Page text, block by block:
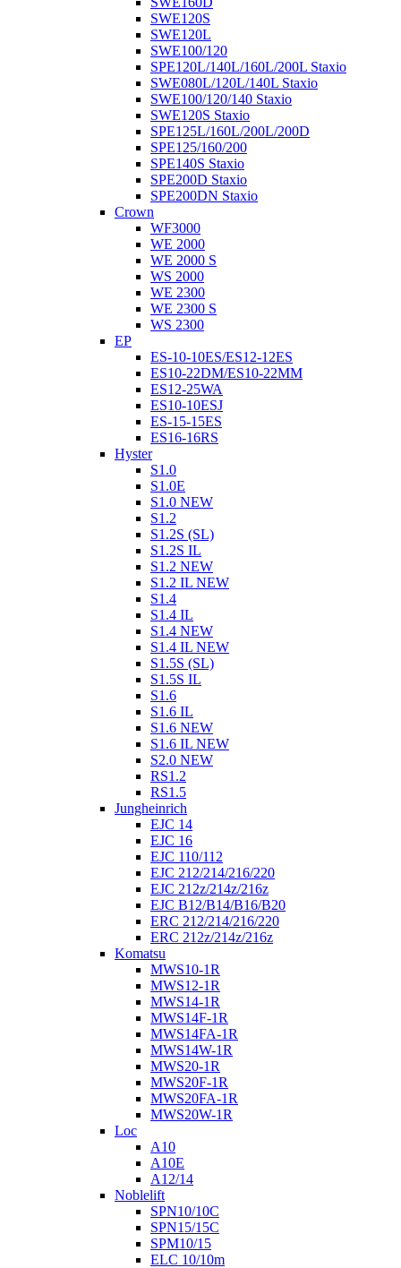
SWE120S
SWE120L
SWE100/120
SPE120L/140L/160L/200L Staxio
SWE080L/120L/140L Staxio
SWE100/120/140 Staxio
SWE120S Staxio
SPE125L/160L/200L/200D
SPE125/160/200
SPE140S Staxio
SPE200D Staxio
SPE200DN Staxio
Crown
WF3000
WE 2000
WE 2000 S
WS 2000
WE 2300
WE 2300 S
WS 2300
EP
ES-10-10ES/ES12-12ES
ES10-22DM/ES10-22MM
ES12-25WA
ES10-10ESJ
ES-15-15ES
ES16-16RS
Hyster
S1.0
S1.0E
S1.0 NEW
S1.2
S1.2S (SL)
S1.2S IL
S1.2 NEW
S1.2 IL NEW
S1.4
S1.4 IL
S1.4 NEW
S1.4 IL NEW
S1.5S (SL)
S1.5S IL
S1.6
S1.6 IL
S1.6 NEW
S1.6 IL NEW
S2.0 NEW
RS1.2
RS1.5
Jungheinrich
EJC 14
EJC 16
EJC 110/112
EJC 212/214/216/220
EJC 212z/214z/216z
EJC B12/B14/B16/B20
ERC 212/214/216/220
ERC 212z/214z/216z
Komatsu
MWS10-1R
MWS12-1R
MWS14-1R
MWS14F-1R
MWS14FA-1R
MWS14W-1R
MWS20-1R
MWS20F-1R
MWS20FA-1R
MWS20W-1R
Loc
A10
A10E
A12/14
Noblelift
SPN10/10C
SPN15/15C
SPM10/15
ELC 10/10m